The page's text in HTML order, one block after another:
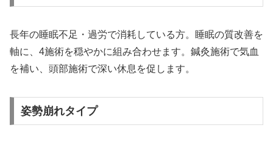
長年の睡眠不足・過労で消耗している方。睡眠の質改善を
軸に、4施術を穏やかに組み合わせます。鍼灸施術で気血
を補い、頭部施術で深い休息を促します。
姿勢崩れタイプ